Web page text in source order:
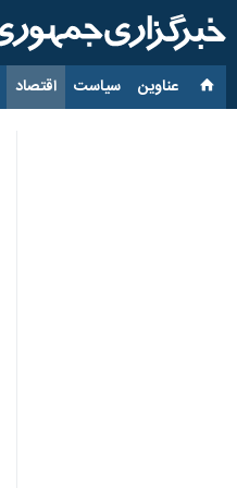
عناوین‌ سیاست اقتصاد